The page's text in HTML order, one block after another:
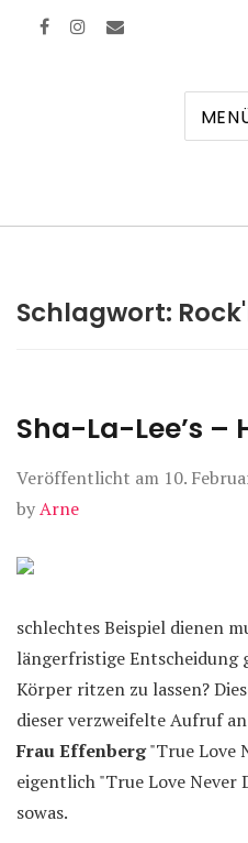
Schlagwort:
Sha-La-Lee’s –
Veröffentlicht am 10.
byArne
schlechtes Beispiel dienen
längerfristige Entscheidung
Körper ritzen zu lassen?
dieser verzweifelte Aufruf
Frau Effenberg"True Love
eigentlich "True Love Never
sowas.